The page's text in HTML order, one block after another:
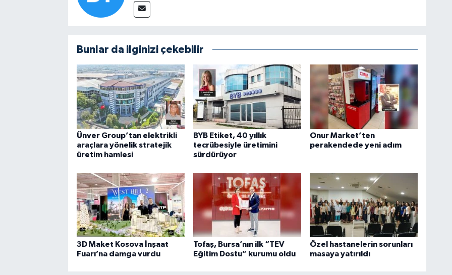
Bunlar da ilginizi çekebilir
Ünver Group’tan elektrikli
araçlara yönelik stratejik
üretim hamlesi
BYB Etiket, 40 yıllık
tecrübesiyle üretimini
sürdürüyor
Onur Market’ten
perakendede yeni adım
3D Maket Kosova İnşaat
Fuarı’na damga vurdu
Tofaş, Bursa’nın ilk “TEV
Eğitim Dostu” kurumu oldu
Özel hastanelerin sorunları
masaya yatırıldı